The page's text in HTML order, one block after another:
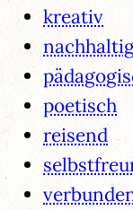
kreativ
poetisch
reisend